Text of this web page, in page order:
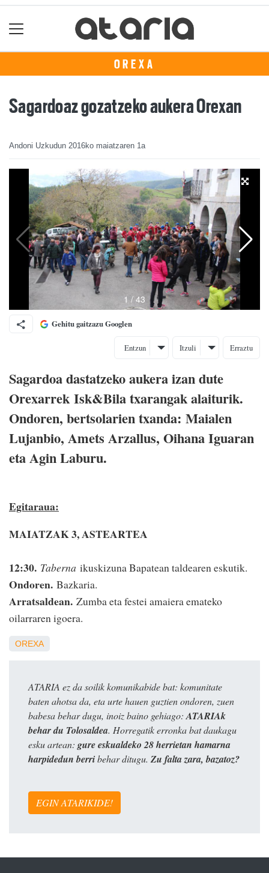
OREXA
Sagardoaz gozatzeko aukera Orexan
Andoni Uzkudun 2016ko maiatzaren 1a
Gehitu gaitzazu Googlen
Entzun Itzuli Erraztu
Sagardoa dastatzeko aukera izan dute
Orexarrek Isk&Bila txarangak alaiturik.
Ondoren, bertsolarien txanda: Maialen
Lujanbio, Amets Arzallus, Oihana Iguaran
eta Agin Laburu.
Egitaraua:
MAIATZAK 3, ASTEARTEA
12:30. Taberna ikuskizuna Bapatean taldearen eskutik.
Ondoren. Bazkaria.
Arratsaldean. Zumba eta festei amaiera emateko
oilarraren igoera.
OREXA
ATARIA ez da soilik komunikabide bat: komunitate
baten ahotsa da, eta urte hauen guztien ondoren, zuen
babesa behar dugu, inoiz baino gehiago:ATARIAk
behar du Tolosaldea. Horregatik erronka bat daukagu
esku artean: gure eskualdeko 28 herrietan hamarna
harpidedun berribehar ditugu. Zu falta zara, bazatoz?
EGIN ATARIKIDE!